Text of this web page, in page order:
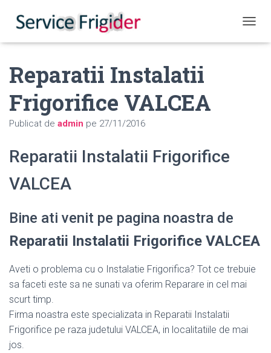
Reparatii Instalatii
Frigorifice VALCEA
Publicat de admin pe 27/11/2016
Reparatii Instalatii Frigorifice
VALCEA
Bine ati venit pe pagina noastra de
Reparatii Instalatii Frigorifice VALCEA
Aveti o problema cu o Instalatie Frigorifica? Tot ce trebuie
sa faceti este sa ne sunati va oferim Reparare in cel mai
scurt timp.
Firma noastra este specializata in Reparatii Instalatii
Frigorifice pe raza judetului VALCEA, in localitatiile de mai
jos.